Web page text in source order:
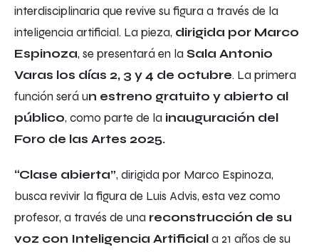
interdisciplinaria que revive su figura a través de la
inteligencia artificial. La pieza, dirigida por Marco
Espinoza, se presentará en la Sala Antonio
Varas los días 2, 3 y 4 de octubre. La primera
función será un estreno gratuito y abierto al
público, como parte de la inauguración del
Foro de las Artes 2025.
“Clase abierta”, dirigida por Marco Espinoza,
busca revivir la figura de Luis Advis, esta vez como
profesor, a través de una reconstrucción de su
voz con Inteligencia Artificiala 21 años de su